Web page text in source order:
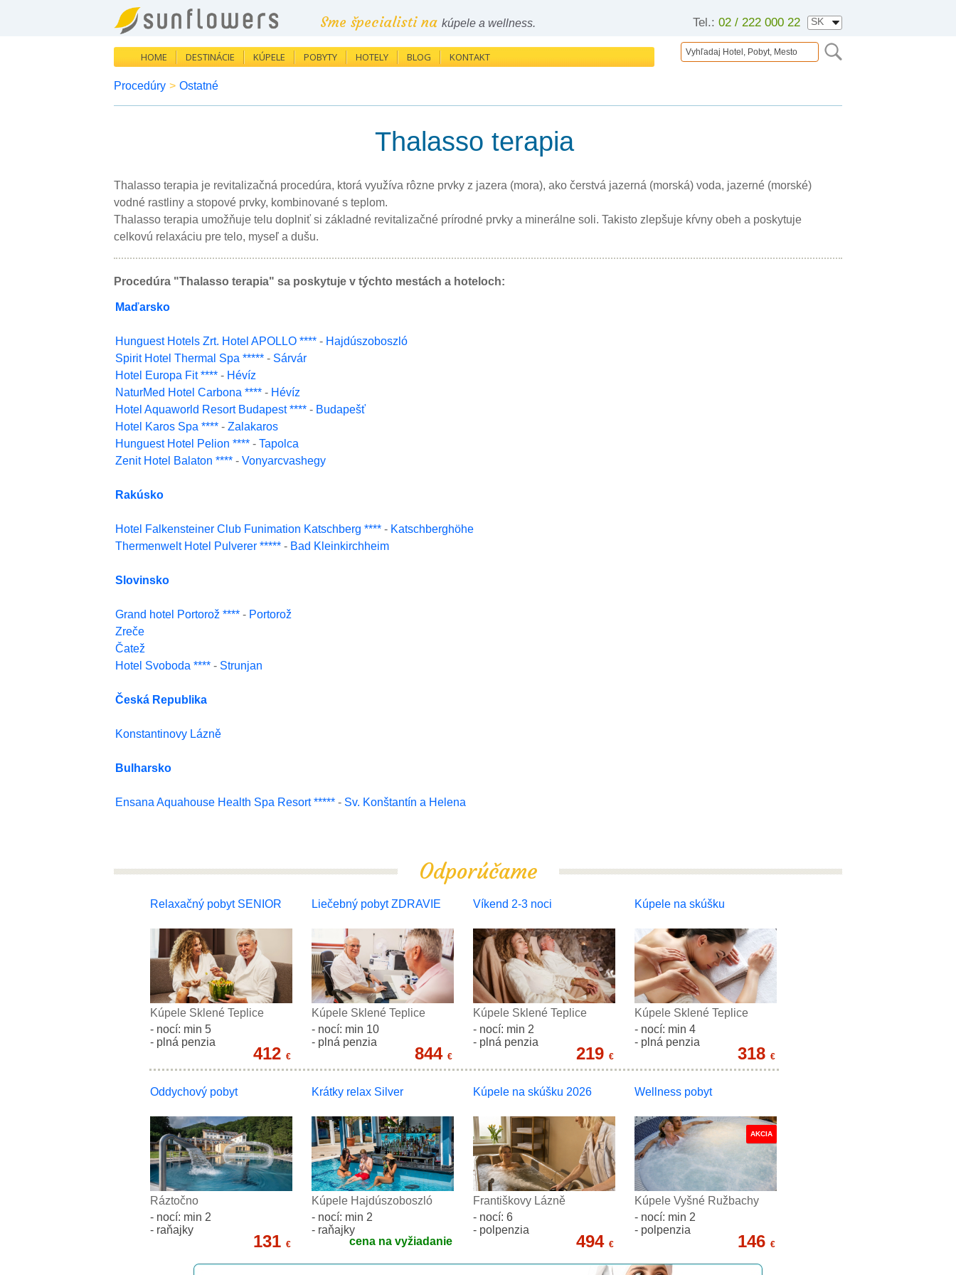
Tel.: 02 / 222 000 22
Sme špecialisti na kúpele a wellness.
HOME DESTINÁCIE KÚPELE POBYTY HOTELY BLOG KONTAKT
Procedúry > Ostatné
Thalasso terapia
Thalasso terapia je revitalizačná procedúra, ktorá využíva rôzne prvky z jazera (mora), ako čerstvá jazerná (morská) voda, jazerné (morské)
vodné rastliny a stopové prvky, kombinované s teplom.
Thalasso terapia umožňuje telu doplniť si základné revitalizačné prírodné prvky a minerálne soli. Takisto zlepšuje kŕvny obeh a poskytuje
celkovú relaxáciu pre telo, myseľ a dušu.
Procedúra "Thalasso terapia" sa poskytuje v týchto mestách a hoteloch:
Maďarsko
Hunguest Hotels Zrt. Hotel APOLLO **** - Hajdúszoboszló
Spirit Hotel Thermal Spa ***** - Sárvár
Hotel Europa Fit **** - Hévíz
NaturMed Hotel Carbona **** - Hévíz
Hotel Aquaworld Resort Budapest **** - Budapešť
Hotel Karos Spa **** - Zalakaros
Hunguest Hotel Pelion **** - Tapolca
Zenit Hotel Balaton **** - Vonyarcvashegy
Rakúsko
Hotel Falkensteiner Club Funimation Katschberg **** - Katschberghöhe
Thermenwelt Hotel Pulverer ***** - Bad Kleinkirchheim
Slovinsko
Grand hotel Portorož **** - Portorož
Zreče
Čatež
Hotel Svoboda **** - Strunjan
Česká Republika
Konstantinovy Lázně
Bulharsko
Ensana Aquahouse Health Spa Resort ***** - Sv. Konštantín a Helena
Odporúčame
Relaxačný pobyt SENIOR
Kúpele Sklené Teplice
- nocí: min 5
- plná penzia
412 €
Liečebný pobyt ZDRAVIE
Kúpele Sklené Teplice
- nocí: min 10
- plná penzia
844 €
Víkend 2-3 noci
Kúpele Sklené Teplice
- nocí: min 2
- plná penzia
219 €
Kúpele na skúšku
Kúpele Sklené Teplice
- nocí: min 4
- plná penzia
318 €
Oddychový pobyt
Ráztočno
- nocí: min 2
- raňajky
131 €
Krátky relax Silver
Kúpele Hajdúszoboszló
- nocí: min 2
- raňajky
cena na vyžiadanie
Kúpele na skúšku 2026
Františkovy Lázně
- nocí: 6
- polpenzia
494 €
Wellness pobyt
AKCIA
Kúpele Vyšné Ružbachy
- nocí: min 2
- polpenzia
146 €